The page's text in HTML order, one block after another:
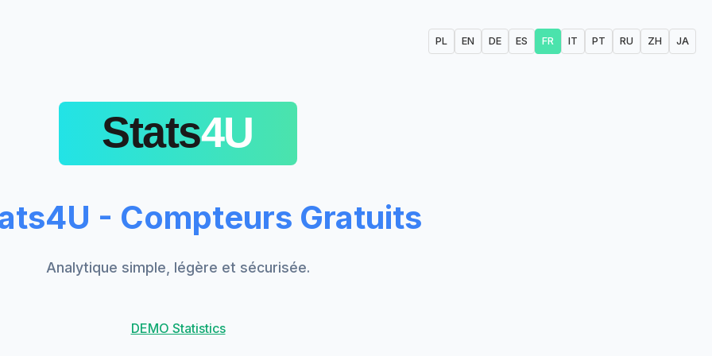
PL EN DE ES FR IT PT RU ZH JA
- Compteurs Gratuits
Analytique simple, légère et sécurisée.
DEMO Statistics